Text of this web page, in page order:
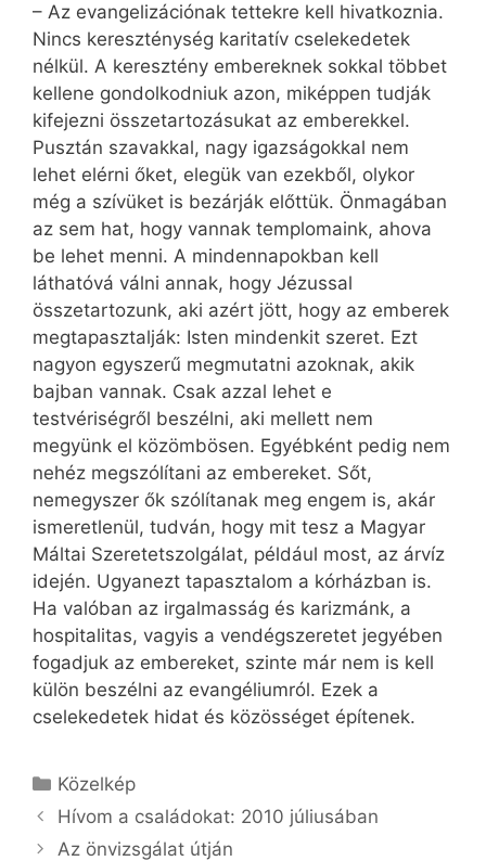
– Az evangelizációnak tettekre kell hivatkoznia.
Nincs kereszténység karitatív cselekedetek
nélkül. A keresztény embereknek sokkal többet
kellene gondolkodniuk azon, miképpen tudják
kifejezni összetartozásukat az emberekkel.
Pusztán szavakkal, nagy igazságokkal nem
lehet elérni őket, elegük van ezekből, olykor
még a szívüket is bezárják előttük. Önmagában
az sem hat, hogy vannak templomaink, ahova
be lehet menni. A mindennapokban kell
láthatóvá válni annak, hogy Jézussal
összetartozunk, aki azért jött, hogy az emberek
megtapasztalják: Isten mindenkit szeret. Ezt
nagyon egyszerű megmutatni azoknak, akik
bajban vannak. Csak azzal lehet e
testvériségről beszélni, aki mellett nem
megyünk el közömbösen. Egyébként pedig nem
nehéz megszólítani az embereket. Sőt,
nemegyszer ők szólítanak meg engem is, akár
ismeretlenül, tudván, hogy mit tesz a Magyar
Máltai Szeretetszolgálat, például most, az árvíz
idején. Ugyanezt tapasztalom a kórházban is.
Ha valóban az irgalmasság és karizmánk, a
hospitalitas, vagyis a vendégszeretet jegyében
fogadjuk az embereket, szinte már nem is kell
külön beszélni az evangéliumról. Ezek a
cselekedetek hidat és közösséget építenek.
Kategória
Közelkép
Hívom a családokat: 2010 júliusában
Az önvizsgálat útján